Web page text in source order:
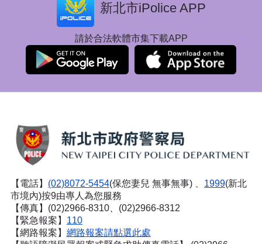
新北市iPolice APP
請於合法軟體市集下載APP
【電話】 (02)8072-5454(保您妻兒 無事無事) 、 1999(新北
市境內)按9由專人為您服務
【傳真】(02)2966-8310、(02)2966-8312
【緊急報案】 110
【網路報案】 網路報案請點選此處